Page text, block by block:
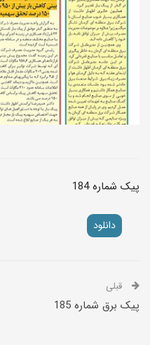
پیک شماره 184
دانلود
قبلی
پیک برق شماره 185